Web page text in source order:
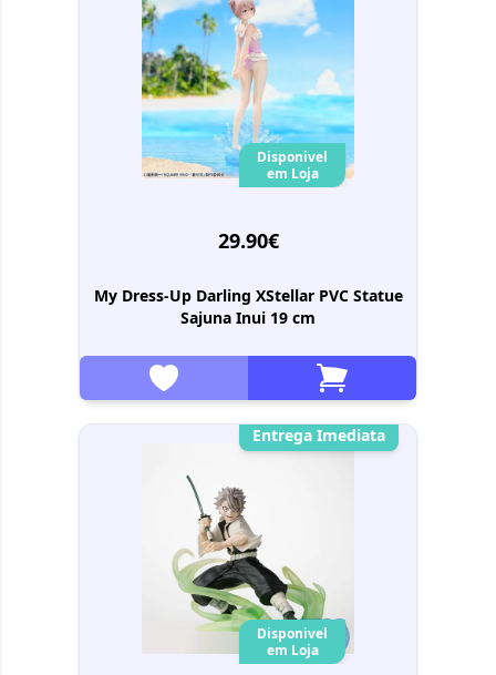
Disponivel
em Loja
29.90€
My Dress-Up Darling XStellar PVC Statue
Sajuna Inui 19 cm
Entrega Imediata
Disponivel
em Loja